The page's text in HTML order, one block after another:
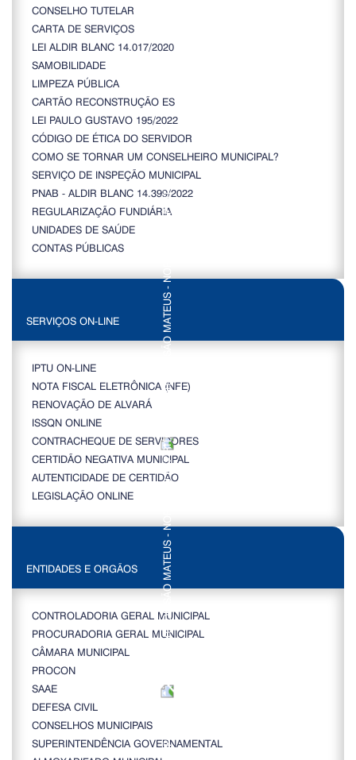
CONSELHO TUTELAR
CARTA DE SERVIÇOS
LEI ALDIR BLANC 14.017/2020
SAMOBILIDADE
LIMPEZA PÚBLICA
CARTÃO RECONSTRUÇÃO ES
LEI PAULO GUSTAVO 195/2022
CÓDIGO DE ÉTICA DO SERVIDOR
COMO SE TORNAR UM CONSELHEIRO MUNICIPAL?
SERVIÇO DE INSPEÇÃO MUNICIPAL
PNAB - ALDIR BLANC 14.399/2022
REGULARIZAÇÃO FUNDIÁRIA
UNIDADES DE SAÚDE
CONTAS PÚBLICAS
SERVIÇOS ON-LINE
IPTU ON-LINE
NOTA FISCAL ELETRÔNICA (NFE)
RENOVAÇÃO DE ALVARÁ
ISSQN ONLINE
CONTRACHEQUE DE SERVIDORES
CERTIDÃO NEGATIVA MUNICIPAL
AUTENTICIDADE DE CERTIDÃO
LEGISLAÇÃO ONLINE
ENTIDADES E ORGÃOS
CONTROLADORIA GERAL MUNICIPAL
PROCURADORIA GERAL MUNICIPAL
CÂMARA MUNICIPAL
PROCON
SAAE
DEFESA CIVIL
CONSELHOS MUNICIPAIS
SUPERINTENDÊNCIA GOVERNAMENTAL